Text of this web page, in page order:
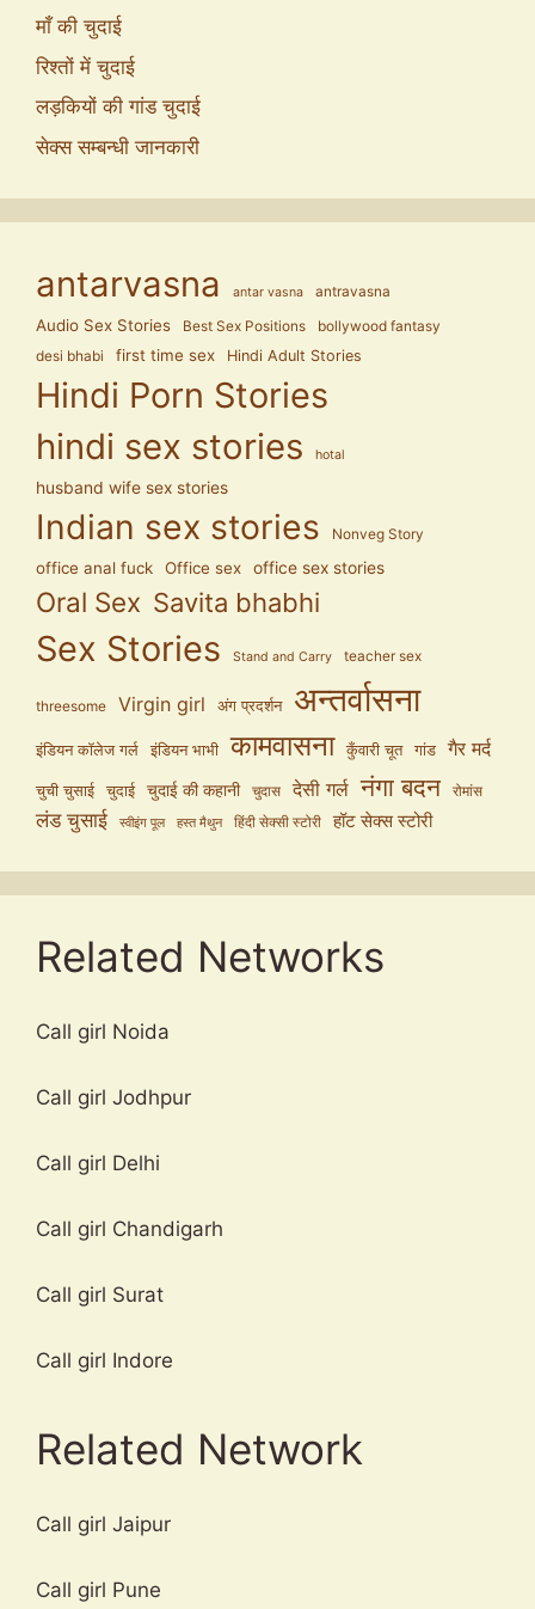
माँ की चुदाई
रिश्तों में चुदाई
लड़कियों की गांड चुदाई
सेक्स सम्बन्धी जानकारी
antarvasna antar vasna antravasna
Audio Sex Stories Best Sex Positions
bollywood fantasy
desi bhabi
first time sex Hindi Adult Stories
Hindi Porn Stories
hindi sex stories
hotal
husband wife sex stories
Indian sex stories Nonveg Story
office anal fuck Office sex office sex stories
Oral Sex Savita bhabhi
Sex Stories Stand and Carry teacher sex
threesome Virgin girl अंग प्रदर्शन अन्तर्वासना
इंडियन कॉलेज गर्ल इंडियन भाभी कामवासना कुँवारी चूत गांड गैर मर्द
चुची चुसाई चुदाई चुदाई की कहानी चुदास देसी गर्ल नंगा बदन रोमांस
लंड चुसाई स्वीइंग पूल हस्त मैथुन हिंदी सेक्सी स्टोरी हॉट सेक्स स्टोरी
Related Networks
Call girl Noida
Call girl Jodhpur
Call girl Delhi
Call girl Chandigarh
Call girl Surat
Call girl Indore
Related Network
Call girl Jaipur
Call girl Pune